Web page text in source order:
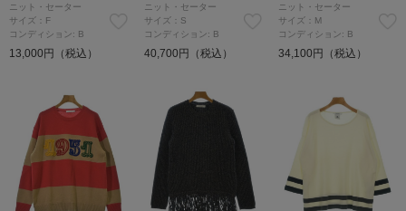
ニット・セーター
サイズ：F
コンディション: B
13,000円（税込）
ニット・セーター
サイズ：S
コンディション: B
40,700円（税込）
ニット・セーター
サイズ：M
コンディション: B
34,100円（税込）